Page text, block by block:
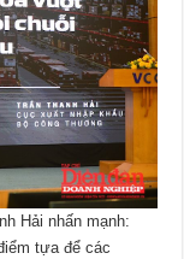
Hải nhấn mạnh:
tựa để các